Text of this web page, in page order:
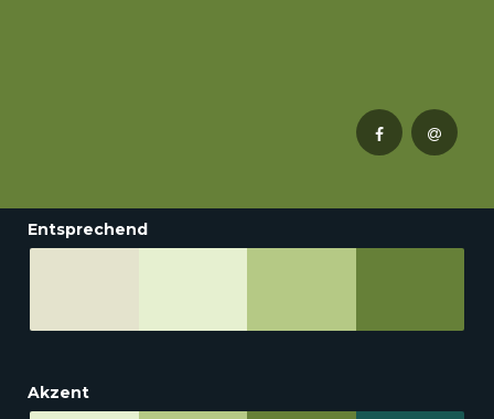
Entsprechend
Akzent